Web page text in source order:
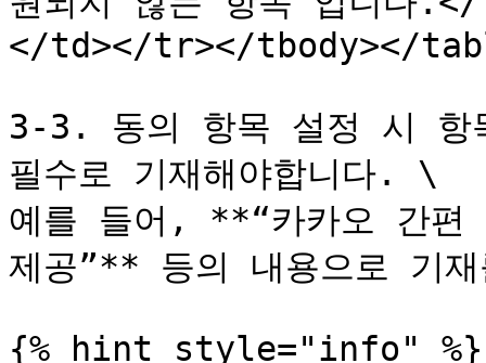
</td></tr></tbody></
3-3. 동의 항목 설정 시 항
필수로 기재해야합니다. \
예를 들어, **“카카오 간편
제공”** 등의 내용으로 기
{% hint style="info" %}